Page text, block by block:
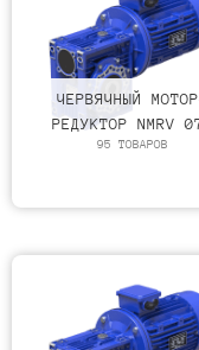
ЧЕРВЯЧНЫЙ
РЕДУКТОР NMRV
95 ТОВАРОВ